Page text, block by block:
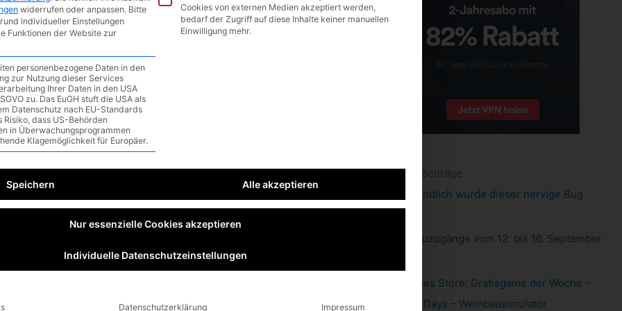
bis zum 12.06
/1 minute of reading
Pixel 6: endlich wurde dieser nervige Bug
Xbox: Neuzugänge vom 12. bis 16. September
Epic Games Store: Gratisgame der Woche –
Hundred Days – Weinbausimulator
widerrufen oder anpassen. Bitte
individueller Einstellungen
Funktionen der Website zur
personenbezogene Daten in den
zur Nutzung dieser Services
Ihrer Daten in den USA
zu. Das EuGH stuft die USA als
Datenschutz nach EU-Standards
Risiko, dass US-Behörden
in Überwachungsprogrammen
Klagemöglichkeit für Europäer.
Cookies von externen Medien akzeptiert werden,
bedarf der Zugriff auf diese Inhalte keiner manuellen
Einwilligung mehr.
Speichern Alle akzeptieren
Nur essenzielle Cookies akzeptieren
Individuelle Datenschutzeinstellungen
Datenschutzerklärung Impressum